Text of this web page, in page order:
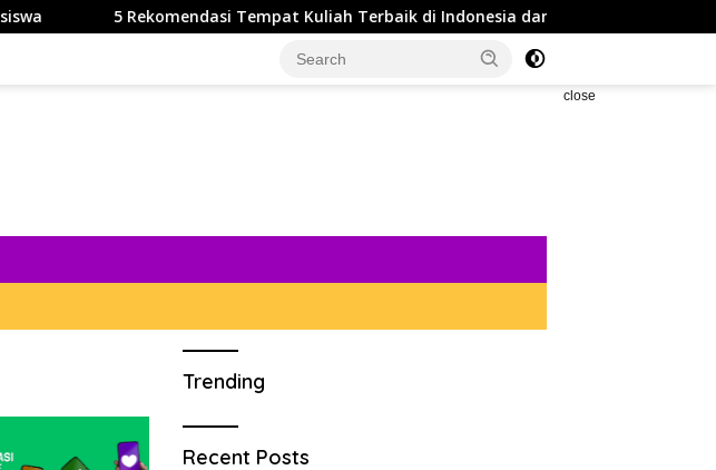
5 Rekomendasi Tempat Kuliah Terbaik di Indonesia dan Tips Agar Bisa Diterima
close
Trending
Recent Posts